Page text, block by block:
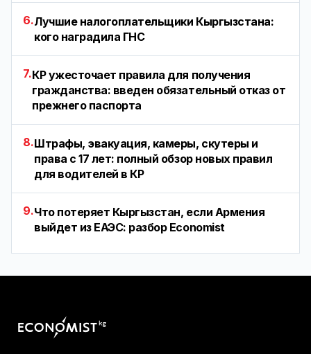
6.Лучшие налогоплательщики Кыргызстана:
кого наградила ГНС
7.КР ужесточает правила для получения
гражданства: введен обязательный отказ от
прежнего паспорта
8.Штрафы, эвакуация, камеры, скутеры и
права с 17 лет: полный обзор новых правил
для водителей в КР
9.Что потеряет Кыргызстан, если Армения
выйдет из ЕАЭС: разбор Economist